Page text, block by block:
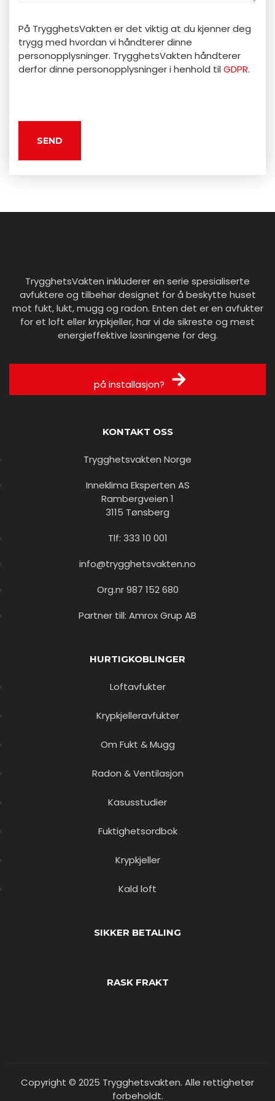
På TrygghetsVakten er det viktig at du kjenner deg
trygg med hvordan vi håndterer dinne
personopplysninger. TrygghetsVakten håndterer
derfor dinne personopplysninger i henhold til GDPR.
TrygghetsVakten inkluderer en serie spesialiserte
avfuktere og tilbehør designet for å beskytte huset
mot fukt, lukt, mugg og radon. Enten det er en avfukter
for et loft eller krypkjeller, har vi de sikreste og mest
energieffektive løsningene for deg.
på installasjon?
KONTAKT OSS
Trygghetsvakten Norge
Inneklima Eksperten AS
Rambergveien 1
3115 Tønsberg
Tlf: 333 10 001
info@trygghetsvakten.no
Org.nr 987 152 680
Partner till: Amrox Grup AB
HURTIGKOBLINGER
Loftavfukter
Krypkjelleravfukter
Om Fukt & Mugg
Radon & Ventilasjon
Kasusstudier
Fuktighetsordbok
Krypkjeller
Kald loft
SIKKER BETALING
RASK FRAKT
Copyright © 2025 Trygghetsvakten. Alle rettigheter
forbeholdt.